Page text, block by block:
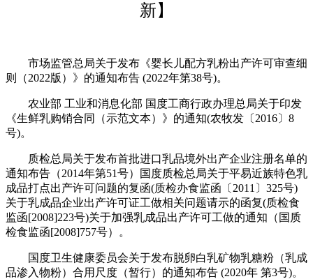
新】
市场监管总局关于发布《婴长儿配方乳粉出产许可审查细
则（2022版）》的通知布告 (2022年第38号)。
农业部 工业和消息化部 国度工商行政办理总局关于印发
《生鲜乳购销合同（示范文本）》的通知(农牧发〔2016〕8
号)。
质检总局关于发布首批进口乳品境外出产企业注册名单的
通知布告（2014年第51号）国度质检总局关于平易近族特色乳
成品打点出产许可问题的复函(质检办食监函〔2011〕325号)
关于乳成品企业出产许可证工做相关问题请示的函复(质检食
监函[2008]223号)关于加强乳成品出产许可工做的通知（国质
检食监函[2008]757号）。
国度卫生健康委员会关于发布脱卵白乳矿物乳糖粉（乳成
品渗入物粉）合用尺度（暂行）的通知布告 (2020年 第3号)。